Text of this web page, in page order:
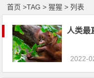
首页 >TAG >猩猩 > 列表
人类
2022-